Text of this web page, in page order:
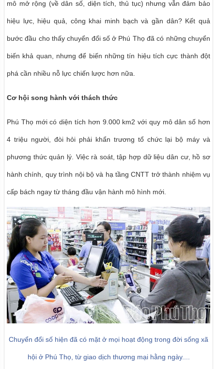
mô mở rộng (về dân số, diện tích, thủ tục) nhưng vẫn đảm bảo
hiệu lực, hiệu quả, công khai minh bạch và gần dân? Kết quả
bước đầu cho thấy chuyển đổi số ở Phú Thọ đã có những chuyển
biến khả quan, nhưng để biến những tín hiệu tích cực thành đột
phá cần nhiều nỗ lực chiến lược hơn nữa.
Cơ hội song hành với thách thức
Phú Thọ mới có diện tích hơn 9.000 km2 với quy mô dân số hơn
4 triệu người, đòi hỏi phải khẩn trương tổ chức lại bộ máy và
phương thức quản lý. Việc rà soát, tập hợp dữ liệu dân cư, hồ sơ
hành chính, quy trình nội bộ và hạ tầng CNTT trở thành nhiệm vụ
cấp bách ngay từ tháng đầu vận hành mô hình mới.
Chuyển đổi số hiện đã có mặt ở mọi hoạt động trong đời sống xã
hội ở Phú Thọ, từ giao dịch thương mại hằng ngày....